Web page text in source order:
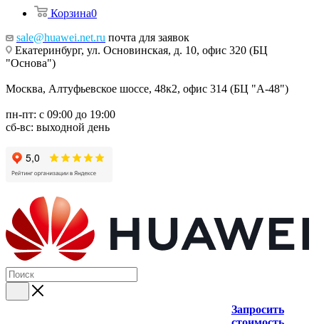
Корзина0
sale@huawei.net.ru почта для заявок
Екатеринбург, ул. Основинская, д. 10, офис 320 (БЦ
"Основа")
Москва, Алтуфьевское шоссе, 48к2, офис 314 (БЦ "А-48")
пн-пт: с 09:00 до 19:00
сб-вс: выходной день
Запросить